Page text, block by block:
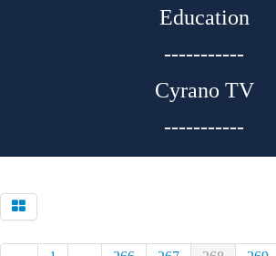
Education
-----------
Cyrano TV
-----------